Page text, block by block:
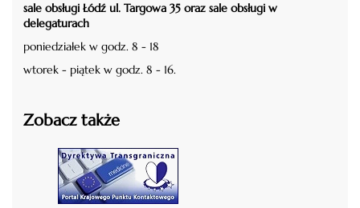
sale obsługi Łódź ul. Targowa 35 oraz sale obsługi w
delegaturach
poniedziałek w godz. 8 - 18
wtorek - piątek w godz. 8 - 16.
Zobacz także
czytaj więcej